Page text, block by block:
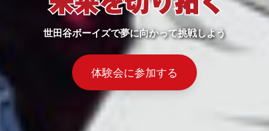
世田谷ボーイズで夢に向かって挑戦しよう
体験会に参加する